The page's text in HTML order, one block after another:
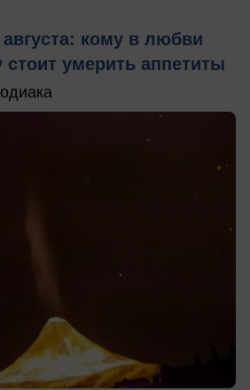
августа: кому в любви
стоит умерить аппетиты